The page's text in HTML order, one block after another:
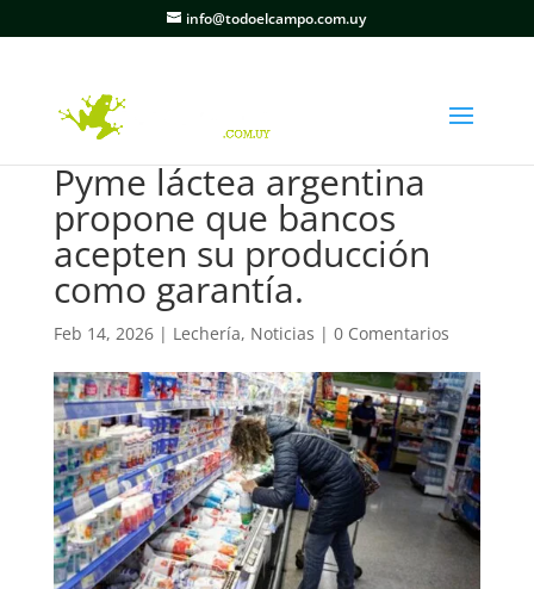
info@todoelcampo.com.uy
Pyme láctea argentina
propone que bancos
acepten su producción
como garantía.
Feb 14, 2026| Lechería, Noticias | 0 Comentarios